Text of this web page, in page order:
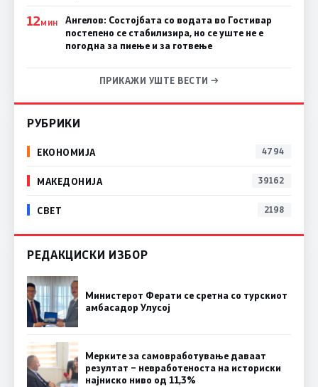
12МИН
Ангелов: Состојбата со водата во Гостивар
постепено се стабилизира, но се уште не е
погодна за пиење и за готвење
ПРИКАЖИ УШТЕ ВЕСТИ →
РУБРИКИ
ЕКОНОМИЈА 4794
МАКЕДОНИЈА 39162
СВЕТ 2198
РЕДАКЦИСКИ ИЗБОР
Министерот Ферати се сретна со турскиот
амбасадор Улусој
Мерките за самовработување даваат
резултат – невработеноста на историски
најниско ниво од 11,3%